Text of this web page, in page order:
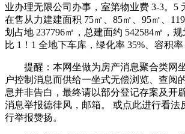
业办理无限公司办事，室第物业费 3-3。5
在售从力建建面积 75㎡、85㎡、95㎡、
划占地 237796㎡，总建面约 542584㎡，
比 1！1 全地下车库，绿化率 35%、容积率
提醒：本网坐做为房产消息聚合类网
户控制消息而供给一坐式无偿浏览、查阅
息并非告白，最终请以部分登记存案及开
消息举报德律风，邮箱。 或点此进行看法
行举报赞扬。